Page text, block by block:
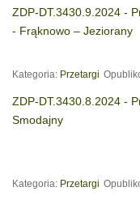
ZDP-DT.3430.9.2024 -
- Frąknowo – Jeziorany
Kategoria: Przetargi
ZDP-DT.3430.8.2024 -
Smodajny
Kategoria: Przetargi